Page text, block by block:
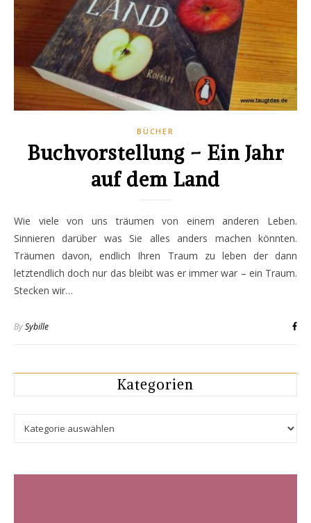
BÜCHER
Buchvorstellung – Ein Jahr
auf dem Land
Wie viele von uns träumen von einem anderen Leben.
Sinnieren darüber was Sie alles anders machen könnten.
Träumen davon, endlich Ihren Traum zu leben der dann
letztendlich doch nur das bleibt was er immer war – ein Traum.
Stecken wir…
BySybille
Kategorien